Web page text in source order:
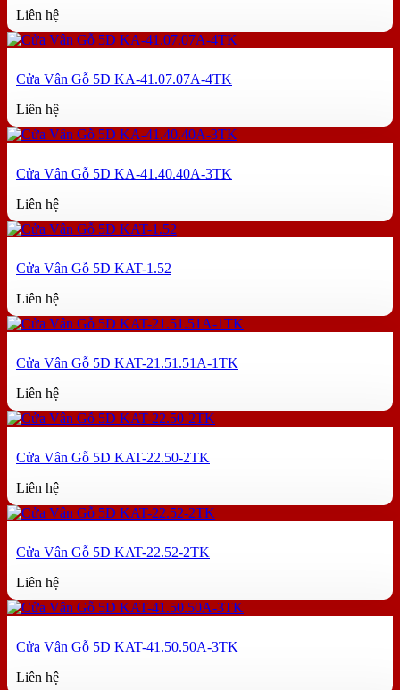
Liên hệ
Cửa Vân Gỗ 5D KA-41.07.07A-4TK
Liên hệ
Cửa Vân Gỗ 5D KA-41.40.40A-3TK
Liên hệ
Cửa Vân Gỗ 5D KAT-1.52
Liên hệ
Cửa Vân Gỗ 5D KAT-21.51.51A-1TK
Liên hệ
Cửa Vân Gỗ 5D KAT-22.50-2TK
Liên hệ
Cửa Vân Gỗ 5D KAT-22.52-2TK
Liên hệ
Cửa Vân Gỗ 5D KAT-41.50.50A-3TK
Liên hệ